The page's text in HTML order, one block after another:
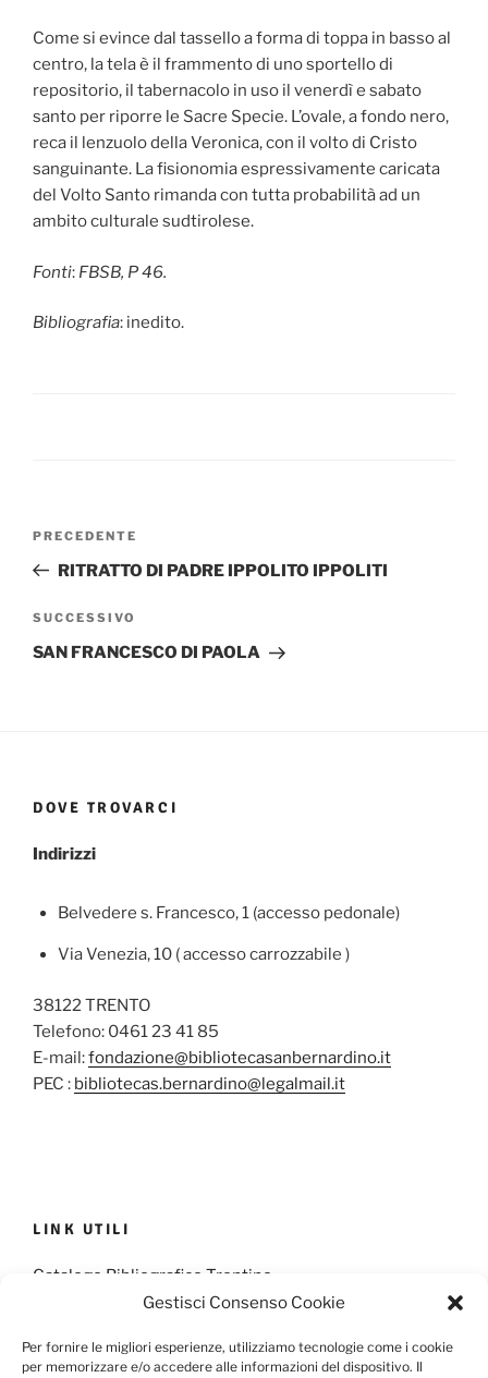
Gestisci Consenso Cookie
Per fornire le migliori esperienze, utilizziamo tecnologie come i cookie
per memorizzare e/o accedere alle informazioni del dispositivo. Il
Come si evince dal tassello a forma di toppa in basso al
centro, la tela è il frammento di uno sportello di
repositorio, il tabernacolo in uso il venerdì e sabato
santo per riporre le Sacre Specie. L’ovale, a fondo nero,
reca il lenzuolo della Veronica, con il volto di Cristo
sanguinante. La fisionomia espressivamente caricata
del Volto Santo rimanda con tutta probabilità ad un
ambito culturale sudtirolese.
Fonti: FBSB, P 46.
Bibliografia: inedito.
Articolo
precedente:
PRECEDENTE
RITRATTO DI PADRE IPPOLITO IPPOLITI
Articolo
successivo
SUCCESSIVO
SAN FRANCESCO DI PAOLA
DOVE TROVARCI
Indirizzi
Belvedere s. Francesco, 1 (accesso pedonale)
Via Venezia, 10 ( accesso carrozzabile )
38122 TRENTO
Telefono: 0461 23 41 85
E-mail:fondazione@bibliotecasanbernardino.it
PEC : bibliotecas.bernardino@legalmail.it
LINK UTILI
Catalogo Bibliografico Trentino